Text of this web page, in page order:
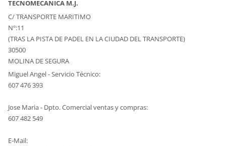
TECNOMECANICA M.J.
C/ TRANSPORTE MARITIMO
Nº:11
(TRAS LA PISTA DE PADEL EN LA CIUDAD DEL TRANSPORTE)
30500
MOLINA DE SEGURA
Miguel Angel - Servicio Técnico:
607 476 393
Jose Maria - Dpto. Comercial ventas y compras:
607 482 549
E-Mail: